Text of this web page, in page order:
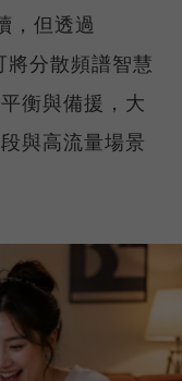
，但透過
將分散頻譜智慧
衡與備援，大
與高流量場景